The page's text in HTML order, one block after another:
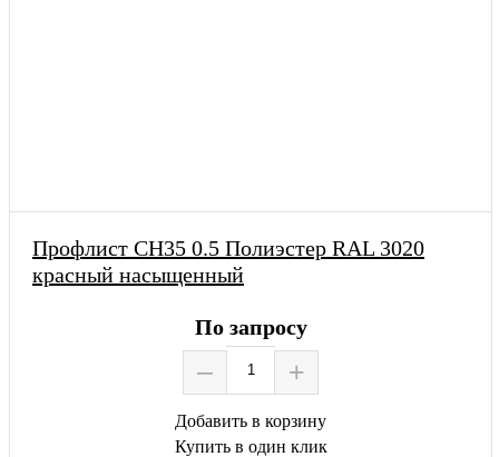
Профлист СН35 0.5 Полиэстер RAL 3020
красный насыщенный
По запросу
– +
Добавить в корзину
Купить в один клик